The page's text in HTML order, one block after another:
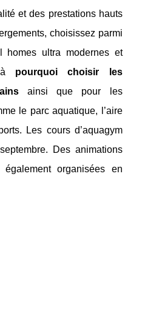
et des prestations hauts
choisissez parmi
homes ultra modernes et
pourquoi choisir les
ainsi que pour les
le parc aquatique, l’aire
Les cours d’aquagym
Des animations
organisées en